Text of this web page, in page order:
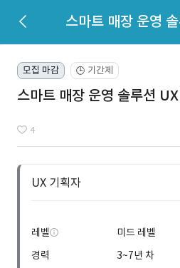
스마트 매장 운영
모집 마감 🕒 기간제
스마트 매장 운영 솔루션
4
UX 기획자
레벨
미드 레벨
경력
3~7년 차